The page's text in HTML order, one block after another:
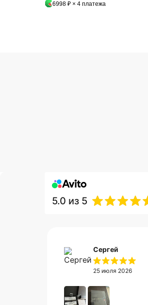
6998 ₽ × 4 платежа
5.0 из 5
Сергей
25 июля 2026